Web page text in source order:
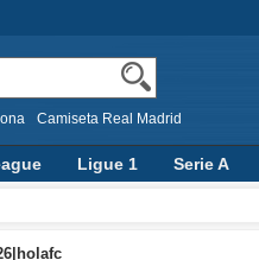
Camiseta Real Madrid
Ligue 1 Serie A